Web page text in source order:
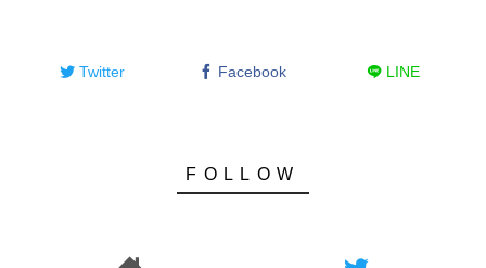
Twitter Facebook LINE